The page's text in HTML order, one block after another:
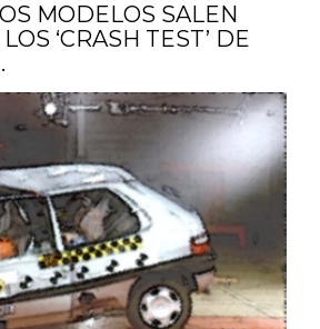
MODELOS SALEN
‘CRASH TEST’ DE